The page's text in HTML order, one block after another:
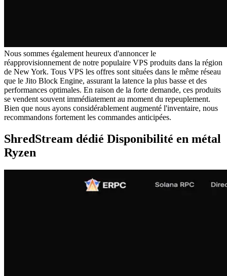
Nous sommes également heureux d'annoncer le
réapprovisionnement de notre populaire VPS produits dans la région
de New York. Tous VPS les offres sont situées dans le même réseau
que le Jito Block Engine, assurant la latence la plus basse et des
performances optimales. En raison de la forte demande, ces produits
se vendent souvent immédiatement au moment du repeuplement.
Bien que nous ayons considérablement augmenté l'inventaire, nous
recommandons fortement les commandes anticipées.
ShredStream dédié Disponibilité en métal
Ryzen